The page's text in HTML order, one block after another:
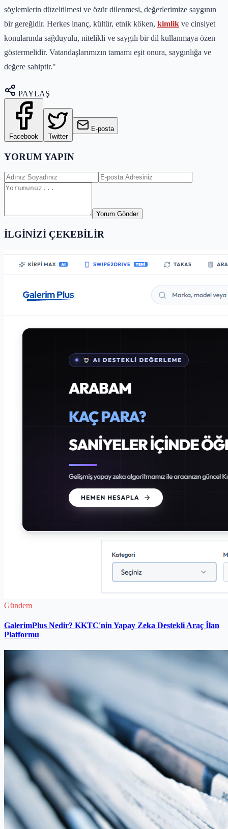
söylemlerin düzeltilmesi ve özür dilenmesi, değerlerimize saygının
bir gereğidir. Herkes inanç, kültür, etnik köken, kimlik ve cinsiyet
konularında sağduyulu, nitelikli ve saygılı bir dil kullanmaya özen
göstermelidir. Vatandaşlarımızın tamamı eşit onura, saygınlığa ve
değere sahiptir."
PAYLAŞ
Facebook Twitter
E-posta
YORUM YAPIN
Yorum Gönder
İLGİNİZİ ÇEKEBİLİR
Gündem
GalerimPlus Nedir? KKTC'nin Yapay Zeka Destekli Araç İlan
Platformu